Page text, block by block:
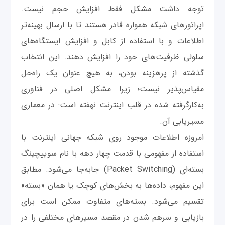
توجه داشت مشکل فقط افزایش حجم نیست.
اپراتورهای شبکه همواره قادر هستند تا با ارسال بهینه‌تر
اطلاعات و با استفاده از کابل و افزایش ایستگاه‌های
سلولی ظرفیت‌های خود را افزایش دهند. این انتخاب
گذشته از پرهزینه بودن، به هیچ عنوان یک راه‌حل
مقیاس‌پذیر نیست؛ زیرا مشکل اصلی در فناوری
به‌کارگرفته شده در قلب اینترنت نهفته است: در معماری
مسیریابی آن.
امروزه اطلاعات موجود روی شبکه جهانی اینترنت با
استفاده از مفهومی با قدمت چهار دهه با نام سوییچینگ
بسته‌ای (Packet Switching) جابه‌جا می‌شود. مطابق
این مفهوم، داده‌ها به بخش‌های کوچک یا همان «بسته»
تقسیم می‌شود. بسته‌های متفاوت ممکن است برای
بازیابی و سرهم شدن در مقصد مسیرهای مختلفی را در